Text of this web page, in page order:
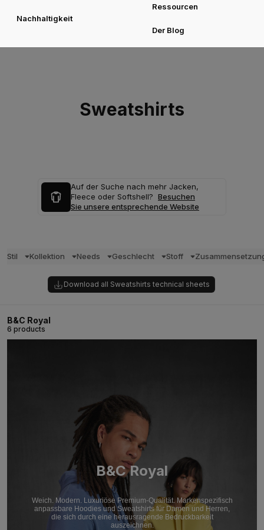
Nachhaltigkeit
Ressourcen
Der Blog
Sweatshirts
Auf der Suche nach mehr Jacken,
Fleece oder Softshell? Besuchen
Sie unsere entsprechende Website
Stil Kollektion Needs Geschlecht Stoff
Download all Sweatshirts technical sheets
B&C Royal
6 products
B&C Royal
Weich. Modern. Luxuriöse Premium-Qualität. Markenspezifisch
anpassbare Hoodies und Sweatshirts für Damen und Herren,
die sich durch eine herausragende Bedruckbarkeit
auszeichnen.